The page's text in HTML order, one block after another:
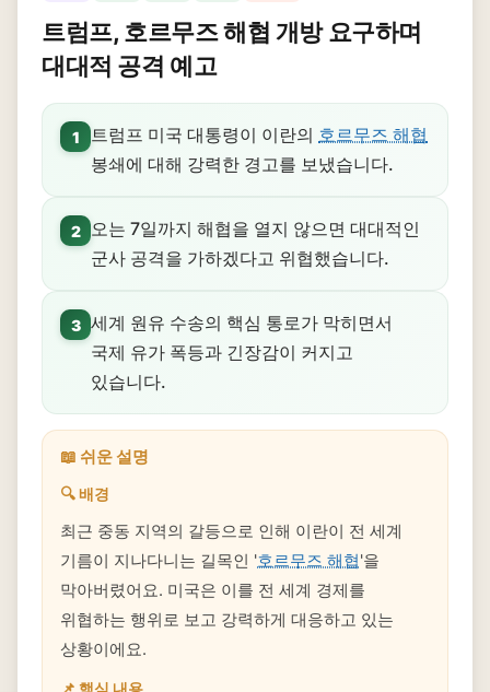
트럼프, 호르무즈 해협 개방 요구하며
대대적 공격 예고
1 트럼프 미국 대통령이 이란의 호르무즈 해협
봉쇄에 대해 강력한 경고를 보냈습니다.
2
오는 7일까지 해협을 열지 않으면 대대적인
군사 공격을 가하겠다고 위협했습니다.
3 세계 원유 수송의 핵심 통로가 막히면서
국제 유가 폭등과 긴장감이 커지고
있습니다.
📖 쉬운 설명
🔍 배경
최근 중동 지역의 갈등으로 인해 이란이 전 세계
기름이 지나다니는 길목인 '호르무즈 해협'을
막아버렸어요. 미국은 이를 전 세계 경제를
위협하는 행위로 보고 강력하게 대응하고 있는
상황이에요.
📌 핵심 내용